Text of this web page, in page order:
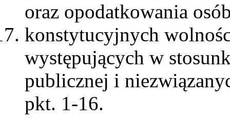
oraz opodatkowania
konstytucyjnych
występujących w
publicznej i
pkt. 1-16.